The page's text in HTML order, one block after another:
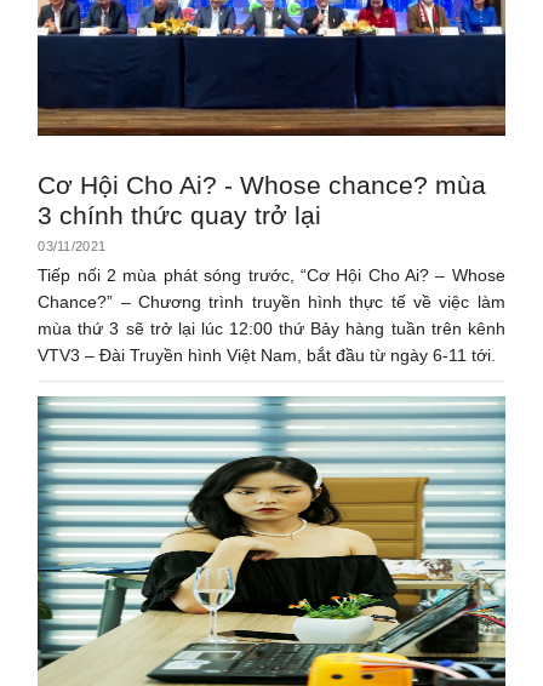
Cơ Hội Cho Ai? - Whose chance? mùa
3 chính thức quay trở lại
03/11/2021
Tiếp nối 2 mùa phát sóng trước, “Cơ Hội Cho Ai? – Whose
Chance?” – Chương trình truyền hình thực tế về việc làm
mùa thứ 3 sẽ trở lại lúc 12:00 thứ Bảy hàng tuần trên kênh
VTV3 – Đài Truyền hình Việt Nam, bắt đầu từ ngày 6-11 tới.